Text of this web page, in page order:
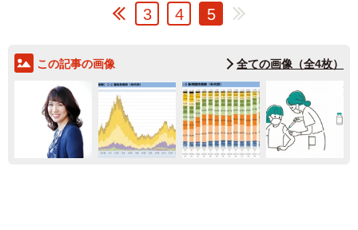
3 4 5
この記事の画像 全ての画像（全4枚）